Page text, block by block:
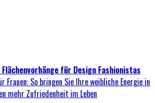
für Design Fashionistas
Frauen: So bringen Sie Ihre weibliche Energie in
mehr Zufriedenheit im Leben